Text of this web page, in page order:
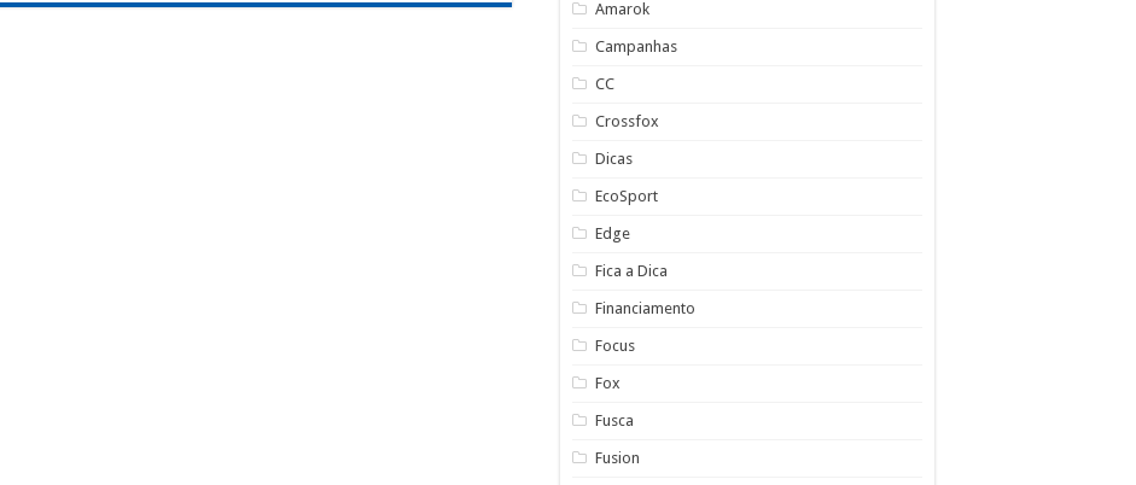
Amarok
Campanhas
CC
Crossfox
Dicas
EcoSport
Edge
Fica a Dica
Financiamento
Focus
Fox
Fusca
Fusion